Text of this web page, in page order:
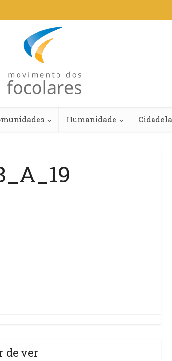
Humanidade Cidadela
de ver